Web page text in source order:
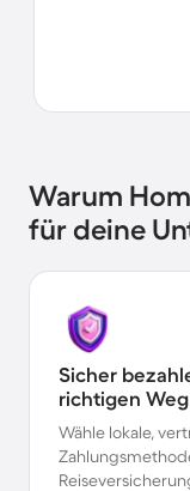
Warum
für deine
Sicher
richtigen
Wähle lokale,